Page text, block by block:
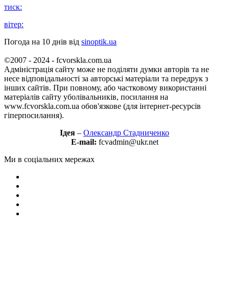
тиск:
вітер:
Погода на 10 днів від sinoptik.ua
©2007 - 2024 - fcvorskla.com.ua
Адміністрація сайту може не поділяти думки авторів та не
несе відповідальності за авторські матеріали та передрук з
інших сайтів. При повному, або частковому використанні
матеріалів сайту уболівальників, посилання на
www.fcvorskla.com.ua обов'язкове (для інтернет-ресурсів
гіперпосилання).
Ідея – Олександр Стадниченко
E-mail: fcvadmin@ukr.net
Ми в соціальних мережах